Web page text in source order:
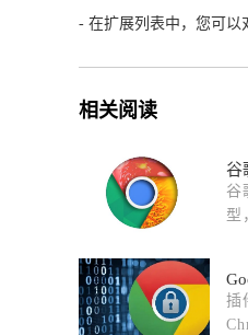
- 在扩展列表中，您可以
相关阅读
谷
谷
型
插